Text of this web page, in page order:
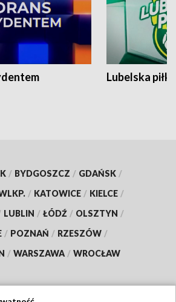
Lubelska piłka
/ BYDGOSZCZ / GDAŃSK /
/ KATOWICE / KIELCE /
LUBLIN / ŁÓDŹ / OLSZTYN /
/ POZNAŃ / RZESZÓW /
/ WARSZAWA / WROCŁAW